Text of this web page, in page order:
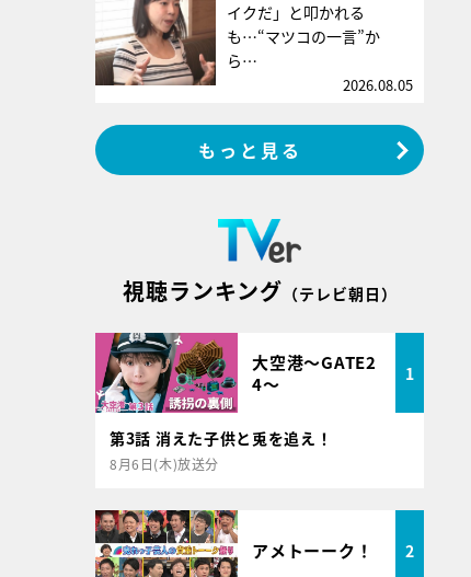
イクだ」と叩かれる
も…“マツコの一言”か
ら…
2026.08.05
もっと見る
視聴ランキング （テレビ朝日）
大空港～GATE2
4～
1
第3話 消えた子供と兎を追え！
8月6日(木)放送分
アメトーーク！ 2